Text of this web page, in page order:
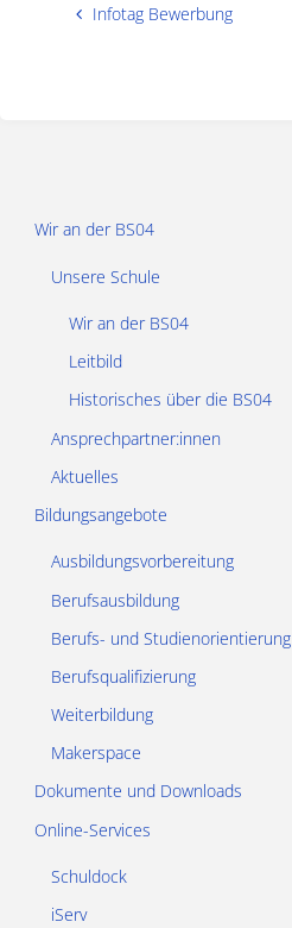
Infotag Bewerbung
Wir an der BS04
Unsere Schule
Wir an der BS04
Leitbild
Historisches über die BS04
Ansprechpartner:innen
Aktuelles
Bildungsangebote
Ausbildungsvorbereitung
Berufsausbildung
Berufs- und Studienorientierung
Berufsqualifizierung
Weiterbildung
Makerspace
Dokumente und Downloads
Online-Services
Schuldock
iServ